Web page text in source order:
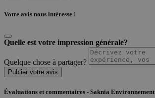
Votre avis nous intéresse !
Quelle est votre impression générale?
Quelque chose à partager?
Publier votre avis
Évaluations et commentaires - Saknia Environnement